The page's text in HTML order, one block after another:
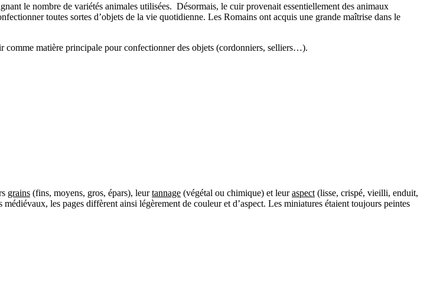
le nombre de variétés animales utilisées. Désormais, le cuir provenait essentiellement des animaux
toutes sortes d’objets de la vie quotidienne. Les Romains ont acquis une grande maîtrise dans le
comme matière principale pour confectionner des objets (cordonniers, selliers…).
grains (fins, moyens, gros, épars), leurtannage (végétal ou chimique) et leuraspect (lisse, crispé, vieilli, enduit,
médiévaux, les pages diffèrent ainsi légèrement de couleur et d’aspect. Les miniatures étaient toujours peintes